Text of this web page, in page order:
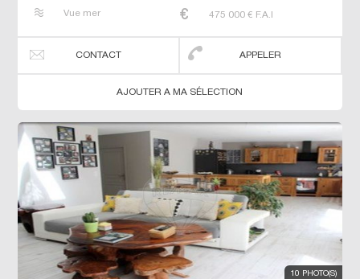
Vue mer
475 000 € F.A.I
CONTACT APPELER
AJOUTER A MA SÉLECTION
10 PHOTO(S)